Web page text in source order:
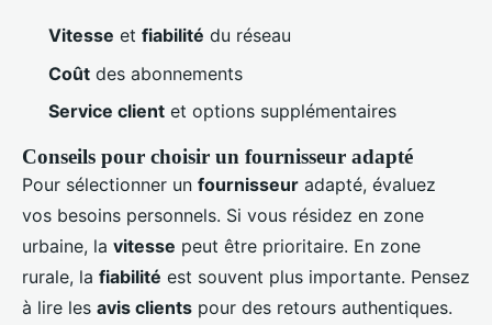
Vitesse et fiabilité du réseau
Coût des abonnements
Service client et options supplémentaires
Conseils pour choisir un fournisseur adapté
Pour sélectionner un fournisseur adapté, évaluez
vos besoins personnels. Si vous résidez en zone
urbaine, la vitesse peut être prioritaire. En zone
rurale, la fiabilité est souvent plus importante. Pensez
à lire les avis clients pour des retours authentiques.